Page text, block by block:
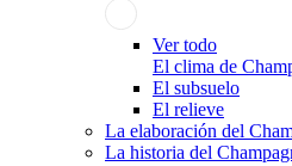
Ver todo
El clima de
El subsuelo
El relieve
La elaboración del
La historia del